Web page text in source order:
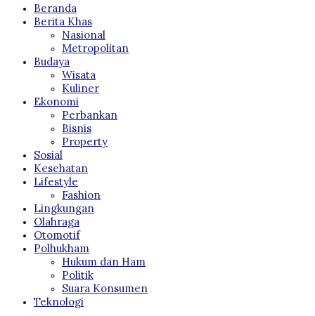
Beranda
Berita Khas
Nasional
Metropolitan
Budaya
Wisata
Kuliner
Ekonomi
Perbankan
Bisnis
Property
Sosial
Kesehatan
Lifestyle
Fashion
Lingkungan
Olahraga
Otomotif
Polhukham
Hukum dan Ham
Politik
Suara Konsumen
Teknologi